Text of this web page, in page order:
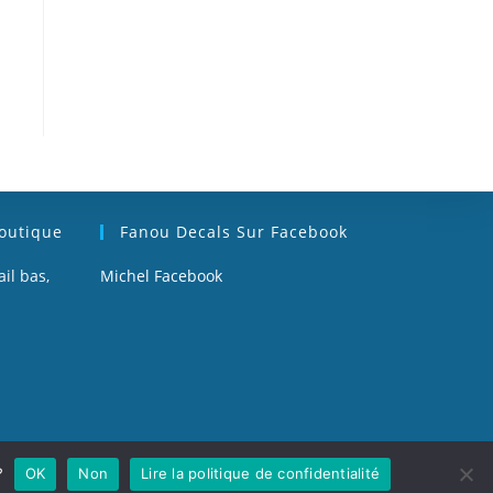
bas,
Fanou Decals Sur Facebook
Michel Facebook
Mentions légales Sitemap
OK Non Lire la politique de confidentialité